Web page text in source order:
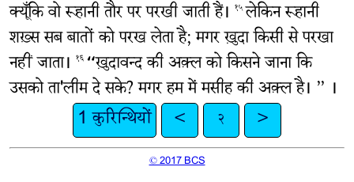
क्यूँकि वो रूहानी तौर पर परखी जाती हैं। १५लेकिन रूहानी
शख़्स सब बातों को परख लेता है; मगर ख़ुदा किसी से परखा
नहीं जाता। १६“ख़ुदावन्द की अक़्ल को किसने जाना कि
उसको ता'लीम दे सके? मगर हम में मसीह की अक़्ल है। ” ।
1 कुरिन्थियों
< २ >
© 2017 BCS